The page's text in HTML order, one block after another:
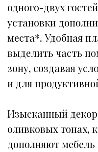
одного-двух
установки
места*. Удобная
выделить часть
зону, создавая
и для
Изысканный
оливковых тонах,
дополняют мебель